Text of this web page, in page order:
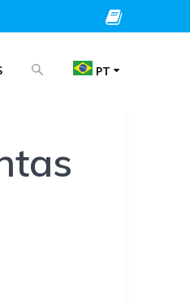
PROCURAR POR:
PT